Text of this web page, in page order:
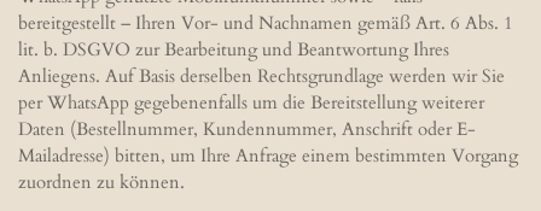
bereitgestellt – Ihren Vor- und Nachnamen gemäß Art. 6 Abs. 1
lit. b. DSGVO zur Bearbeitung und Beantwortung Ihres
Anliegens. Auf Basis derselben Rechtsgrundlage werden wir Sie
per WhatsApp gegebenenfalls um die Bereitstellung weiterer
Daten (Bestellnummer, Kundennummer, Anschrift oder E-
Mailadresse) bitten, um Ihre Anfrage einem bestimmten Vorgang
zuordnen zu können.